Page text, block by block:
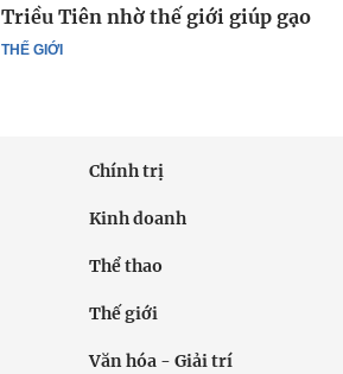
THẾ GIỚI
Triều Tiên nhờ thế giới giúp gạo
Chính trị
Kinh doanh
Thể thao
Thế giới
Văn hóa - Giải trí